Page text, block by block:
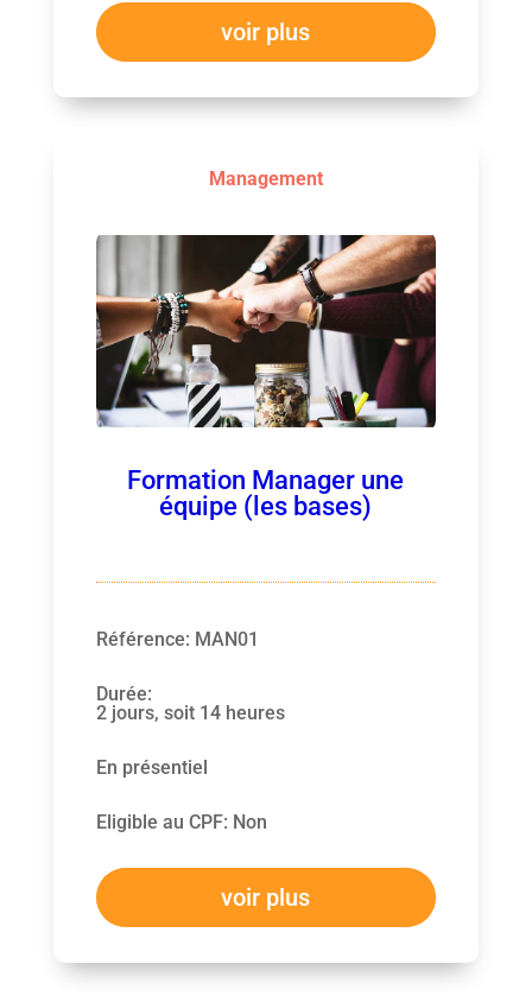
voir plus
Management
Formation Manager une
équipe (les bases)
Référence: MAN01
Durée:
2 jours, soit 14 heures
En présentiel
Eligible au CPF: Non
voir plus